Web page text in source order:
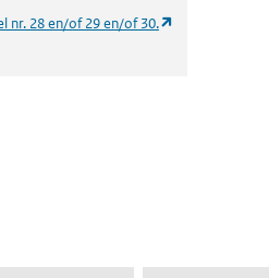
nr. 28 en/of 29 en/of 30.